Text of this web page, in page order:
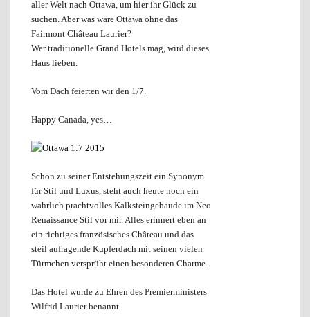
aller Welt nach Ottawa, um hier ihr Glück zu
suchen. Aber was wäre Ottawa ohne das
Fairmont Château Laurier?
Wer traditionelle Grand Hotels mag, wird dieses
Haus lieben.
Vom Dach feierten wir den 1/7.
Happy Canada, yes…
Schon zu seiner Entstehungszeit ein Synonym
für Stil und Luxus, steht auch heute noch ein
wahrlich prachtvolles Kalksteingebäude im Neo
Renaissance Stil vor mir. Alles erinnert eben an
ein richtiges französisches Château und das
steil aufragende Kupferdach mit seinen vielen
Türmchen versprüht einen besonderen Charme.
Das Hotel wurde zu Ehren des Premierministers
Wilfrid Laurier benannt